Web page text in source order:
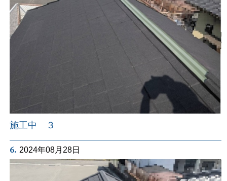
施工中 ３
6. 2024年08月28日